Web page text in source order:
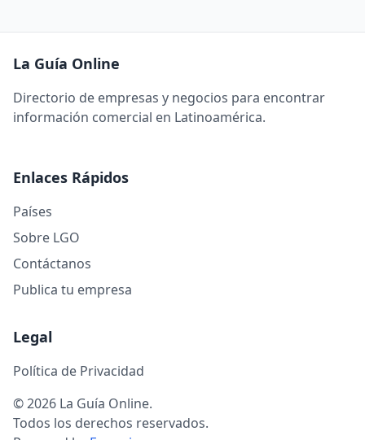
La Guía Online
Directorio de empresas y negocios para encontrar
información comercial en Latinoamérica.
Enlaces Rápidos
Países
Sobre LGO
Contáctanos
Publica tu empresa
Legal
Política de Privacidad
© 2026 La Guía Online.
Todos los derechos reservados.